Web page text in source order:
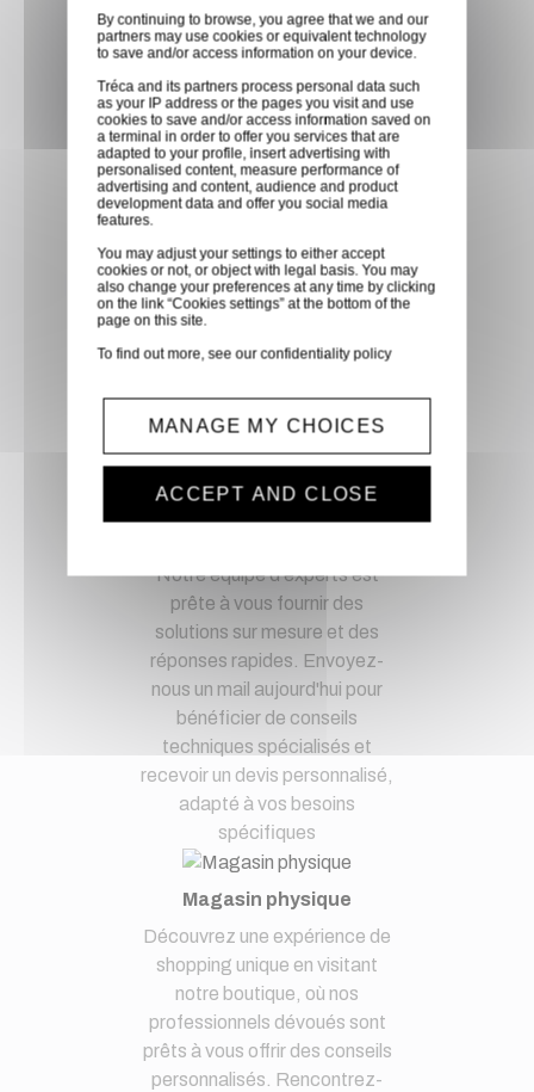
directement en magasin ou
faites vous livrer chez vous ou
dans les points relais de notre
partenaire GLS, partout en
France métropolitaine et en
Europe entre 24h et 48h après
mise à disposition des produits
Paiement sécurisé
Paiement CB, virement,
Paypal, ...
Service client
Optez pour la tranquillité
d'esprit en confiant vos
demandes techniques et devis
Notre équipe d'experts est
prête à vous fournir des
solutions sur mesure et des
réponses rapides. Envoyez-
nous un mail aujourd'hui pour
bénéficier de conseils
techniques spécialisés et
recevoir un devis personnalisé,
adapté à vos besoins
spécifiques
Magasin physique
Découvrez une expérience de
shopping unique en visitant
notre boutique, où nos
professionnels dévoués sont
prêts à vous offrir des conseils
personnalisés. Rencontrez-
By continuing to browse, you agree that we and our
partners may use cookies or equivalent technology
to save and/or access information on your device.
Tréca and its partners process personal data such
as your IP address or the pages you visit and use
cookies to save and/or access information saved on
a terminal in order to offer you services that are
adapted to your profile, insert advertising with
personalised content, measure performance of
advertising and content, audience and product
development data and offer you social media
features.
You may adjust your settings to either accept
cookies or not, or object with legal basis. You may
also change your preferences at any time by clicking
on the link “Cookies settings” at the bottom of the
page on this site.
To find out more, see ourconfidentiality policy
MANAGE MY CHOICES
ACCEPT AND CLOSE